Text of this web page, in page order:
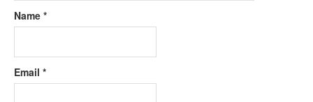
Name *
Email *